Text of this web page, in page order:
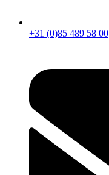
+31 (0)85 489 58 00